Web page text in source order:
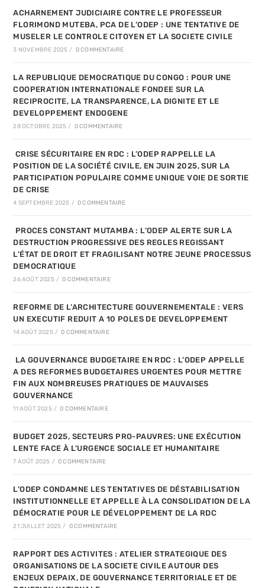
ACHARNEMENT JUDICIAIRE CONTRE LE PROFESSEUR
FLORIMOND MUTEBA, PCA DE L’ODEP : UNE TENTATIVE DE
MUSELER LE CONTROLE CITOYEN ET LA SOCIETE CIVILE
3 NOVEMBRE 2025 / 0 COMMENTAIRE
LA REPUBLIQUE DEMOCRATIQUE DU CONGO : POUR UNE
COOPERATION INTERNATIONALE FONDEE SUR LA
RECIPROCITE, LA TRANSPARENCE, LA DIGNITE ET LE
DEVELOPPEMENT ENDOGENE
28 OCTOBRE 2025 / 0 COMMENTAIRE
CRISE SÉCURITAIRE EN RDC : L’ODEP RAPPELLE LA
POSITION DE LA SOCIÉTÉ CIVILE, EN JUIN 2025, SUR LA
PARTICIPATION POPULAIRE COMME UNIQUE VOIE DE SORTIE
DE CRISE
4 SEPTEMBRE 2025 / 0 COMMENTAIRE
PROCES CONSTANT MUTAMBA : L’ODEP ALERTE SUR LA
DESTRUCTION PROGRESSIVE DES REGLES REGISSANT
L’ÉTAT DE DROIT ET FRAGILISANT NOTRE JEUNE PROCESSUS
DEMOCRATIQUE
26 AOÛT 2025 / 0 COMMENTAIRE
REFORME DE L’ARCHITECTURE GOUVERNEMENTALE : VERS
UN EXECUTIF REDUIT A 10 POLES DE DEVELOPPEMENT
14 AOÛT 2025 / 0 COMMENTAIRE
LA GOUVERNANCE BUDGETAIRE EN RDC : L’ODEP APPELLE
A DES REFORMES BUDGETAIRES URGENTES POUR METTRE
FIN AUX NOMBREUSES PRATIQUES DE MAUVAISES
GOUVERNANCE
11 AOÛT 2025 / 0 COMMENTAIRE
BUDGET 2025, SECTEURS PRO-PAUVRES: UNE EXÉCUTION
LENTE FACE À L’URGENCE SOCIALE ET HUMANITAIRE
7 AOÛT 2025 / 0 COMMENTAIRE
L’ODEP CONDAMNE LES TENTATIVES DE DÉSTABILISATION
INSTITUTIONNELLE ET APPELLE À LA CONSOLIDATION DE LA
DÉMOCRATIE POUR LE DÉVELOPPEMENT DE LA RDC
21 JUILLET 2025 / 0 COMMENTAIRE
RAPPORT DES ACTIVITES : ATELIER STRATEGIQUE DES
ORGANISATIONS DE LA SOCIETE CIVILE AUTOUR DES
ENJEUX DEPAIX, DE GOUVERNANCE TERRITORIALE ET DE